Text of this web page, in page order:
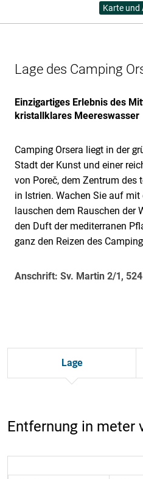
Karte und
Lage des Camping
Einzigartiges Erlebnis des
kristallklares Meereswasser
Camping Orsera liegt in der
Stadt der Kunst und einer
von Poreč, dem Zentrum des
in Istrien. Wachen Sie auf mit
lauschen dem Rauschen der
den Duft der mediterranen
ganz den Reizen des
Anschrift: Sv. Martin 2/1,
Lage
Entfernung in meter